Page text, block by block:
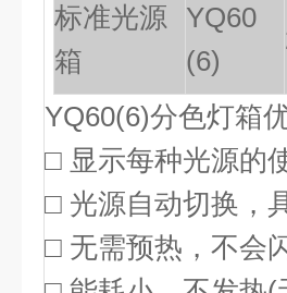
标准光源
箱
YQ60
(6)
YQ60(6)分色灯箱
□ 显示每种光源的
□ 光源自动切换，
□ 无需预热，不会